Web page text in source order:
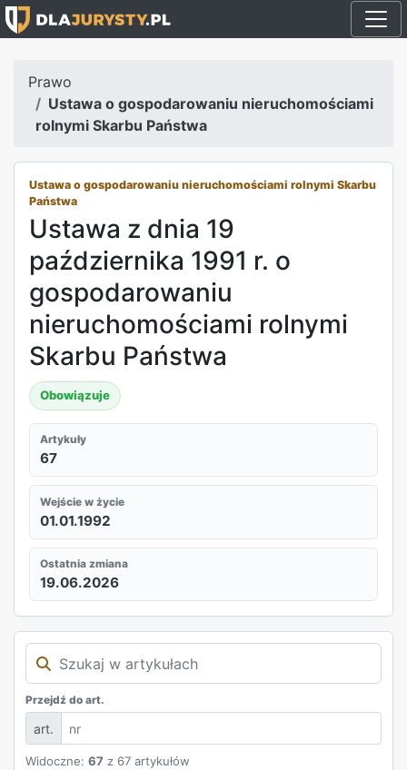
Prawo
Ustawa o gospodarowaniu nieruchomościami
rolnymi Skarbu Państwa
Ustawa o gospodarowaniu nieruchomościami rolnymi Skarbu
Państwa
Ustawa z dnia 19
października 1991 r. o
gospodarowaniu
nieruchomościami rolnymi
Skarbu Państwa
Obowiązuje
Artykuły
67
Wejście w życie
01.01.1992
Ostatnia zmiana
19.06.2026
Przejdź do art.
art.
Widoczne: 67 z 67 artykułów